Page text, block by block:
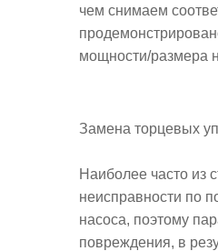
чем снимаем
мощности/размера
Замена торцевых
Наиболее часто из
неисправности по
насоса, поэтому
повреждения, в